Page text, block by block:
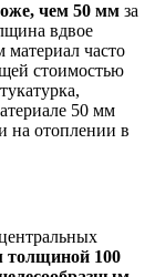
чем 50 мм за
вдвое
материал часто
стоимостью
50 мм
на отоплении в
толщиной 100